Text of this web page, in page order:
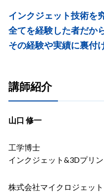
インクジェット技術を
全てを経験した者だか
その経験や実績に裏付
講師紹介
山口 修一
工学博士
インクジェット&3Dプリ
株式会社マイクロジェッ